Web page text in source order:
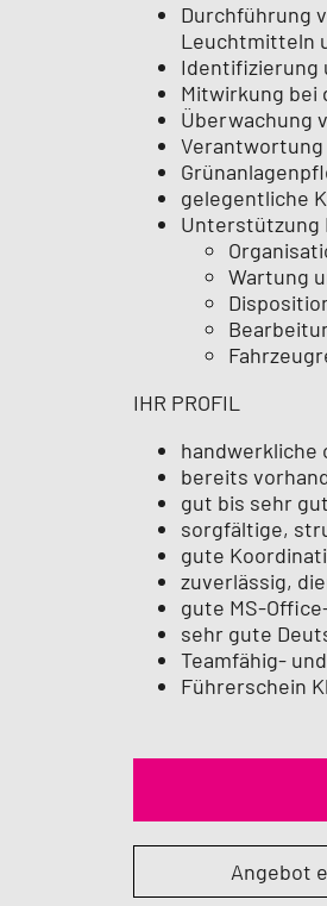
Durchführung
Leuchtmitteln
Identifizierung
Mitwirkung bei
Überwachung
Verantwortung
gelegentliche
Unterstützung
Wartung
IHR PROFIL
handwerkliche
bereits
gut bis sehr
sorgfältige,
gute
zuverlässig,
gute MS-
sehr gute
Teamfähig-
Führerschein
Angebot